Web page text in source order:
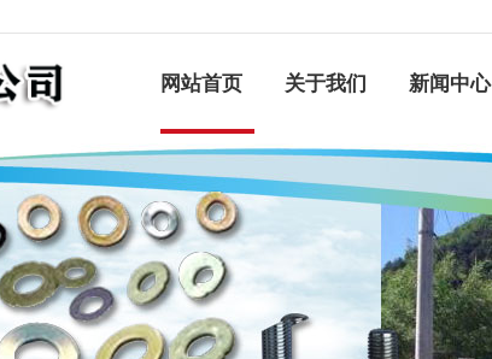
网站首页 关于我们 新闻中心